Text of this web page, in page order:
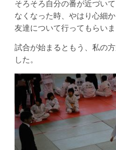
そろそろ自分の番が近づい
なくなった時、やはり心細
友達について行ってもらいま
試合が始まるともう、私の
した。